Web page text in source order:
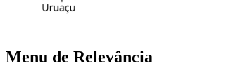
Menu de Relevância